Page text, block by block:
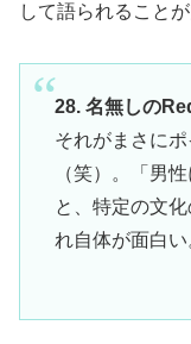
して語られることが
28. 名無しの
それがまさに
（笑）。「男
と、特定の文
れ自体が面白い